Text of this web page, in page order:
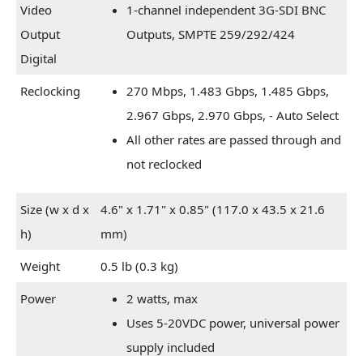
Video
Output
Digital
1-channel independent 3G-SDI BNC
Outputs, SMPTE 259/292/424
Reclocking
270 Mbps, 1.483 Gbps, 1.485 Gbps,
2.967 Gbps, 2.970 Gbps, - Auto Select
All other rates are passed through and
not reclocked
Size (w x d x
h)
4.6" x 1.71" x 0.85" (117.0 x 43.5 x 21.6
mm)
Weight
0.5 lb (0.3 kg)
Power
2 watts, max
Uses 5-20VDC power, universal power
supply included